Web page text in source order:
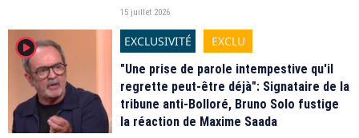
15 juillet 2026
player2 EXCLUSIVITÉ
EXCLU
"Une prise de parole intempestive qu'il
regrette peut-être déjà": Signataire de la
tribune anti-Bolloré, Bruno Solo fustige
la réaction de Maxime Saada